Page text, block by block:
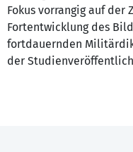
Fokus vorrangig auf der
Fortentwicklung des
fortdauernden
der